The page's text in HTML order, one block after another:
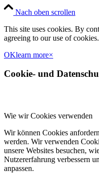
Nach oben scrollen
This site uses cookies. By
agreeing to our use of cookies.
OKlearn more×
Cookie- und
Wie wir Cookies verwenden
Wir können Cookies
werden. Wir verwenden
unsere Websites besuchen,
Nutzererfahrung verbessern
anpassen.